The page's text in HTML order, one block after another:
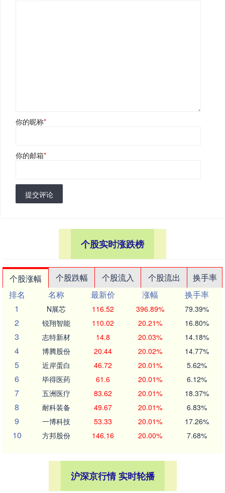
你的昵称*
你的邮箱*
提交评论
个股实时涨跌榜
个股涨幅 个股跌幅 个股流入 个股流出
换手率
排名
名称 最新价 涨幅
换手率
1
N展芯 116.52 396.89% 79.39%
2 锐翔智能 110.02 20.21% 16.80%
3 志特新材 14.8 20.03% 14.18%
4 博腾股份 20.44 20.02% 14.77%
5 近岸蛋白 46.72 20.01% 5.62%
6 毕得医药 61.6 20.01% 6.12%
7 五洲医疗 83.62 20.01% 18.37%
8 耐科装备 49.67 20.01% 6.83%
9 一博科技 53.33 20.01% 17.26%
10 方邦股份 146.16 20.00% 7.68%
沪深京行情 实时轮播